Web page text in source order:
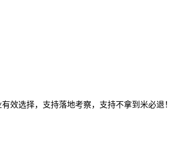
效选择，支持落地考察，支持不拿到米必退